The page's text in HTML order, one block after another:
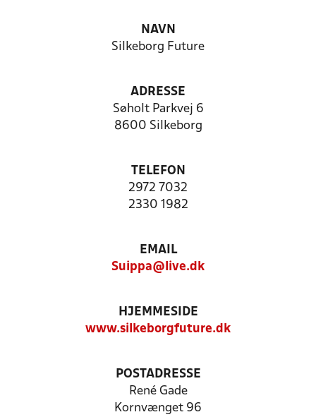
NAVN
Silkeborg Future
ADRESSE
Søholt Parkvej 6
8600 Silkeborg
TELEFON
2972 7032
2330 1982
EMAIL
Suippa@live.dk
HJEMMESIDE
www.silkeborgfuture.dk
POSTADRESSE
René Gade
Kornvænget 96